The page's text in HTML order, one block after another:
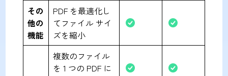
その
他の
機能
PDF を最適化し
てファイル サイ
ズを縮小
複数のファイル
を 1 つの PDF に